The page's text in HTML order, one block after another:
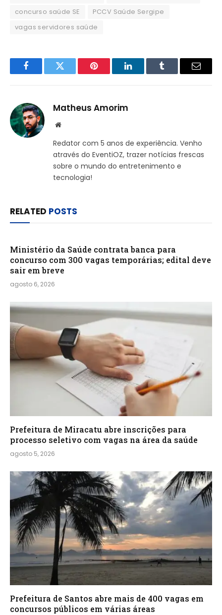
concurso saúde SE
PCCV Saúde Sergipe
vagas servidores saúde
FacebookTwitter Pinterest LinkedInTumblr Email
Matheus Amorim
Website
Redator com 5 anos de experiência. Venho
através do EventiOZ, trazer notícias frescas
sobre o mundo do entretenimento e
tecnologia!
RELATED POSTS
Ministério da Saúde contrata banca para
concurso com 300 vagas temporárias; edital deve
sair em breve
agosto 6, 2026
Prefeitura de Miracatu abre inscrições para
processo seletivo com vagas na área da saúde
agosto 5, 2026
Prefeitura de Santos abre mais de 400 vagas em
concursos públicos em várias áreas